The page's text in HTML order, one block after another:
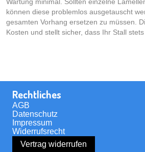
können diese problemlos ausgetauscht
gesamten Vorhang ersetzen zu müssen.
Kosten und stellt sicher, dass Ihr Stall
Rechtliches
AGB
Datenschutz
Impressum
Widerrufsrecht
Vertrag widerrufen